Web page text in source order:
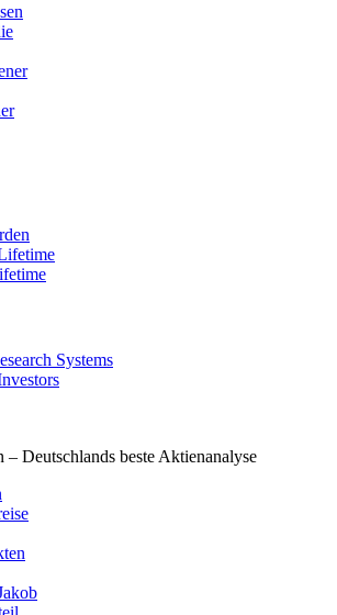
Systems
Deutschlands beste Aktienanalyse